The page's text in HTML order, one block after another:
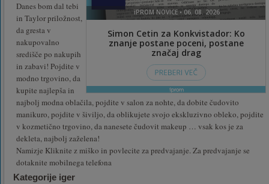
Danes bom dal tebi
in Taylor priložnost,
da gresta v
nakupovalno
središče po nakupih
in zabavi! Pojdite v
modno trgovino, da
kupite najlepša in
najbolj modna oblačila, pojdite v salon za nohte, da dobite čudovito
manikuro, pojdite v šiviljo, da oblikujete svojo ekskluzivno obleko, pojdite
v kozmetično trgovino, da nanesete čudovit makeup … vsak kos je za
dekleta, najbolj zaželena!
Namizje Kliknite z miško in povlecite za predvajanje. Za predvajanje se
dotaknite mobilnega telefona
Kategorije iger